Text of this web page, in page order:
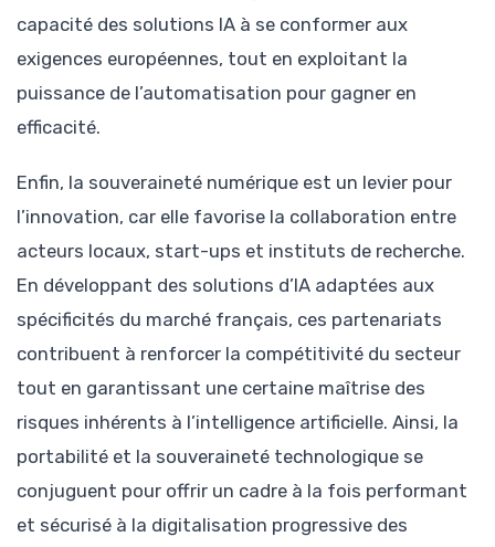
capacité des solutions IA à se conformer aux
exigences européennes, tout en exploitant la
puissance de l’automatisation pour gagner en
efficacité.
Enfin, la souveraineté numérique est un levier pour
l’innovation, car elle favorise la collaboration entre
acteurs locaux, start-ups et instituts de recherche.
En développant des solutions d’IA adaptées aux
spécificités du marché français, ces partenariats
contribuent à renforcer la compétitivité du secteur
tout en garantissant une certaine maîtrise des
risques inhérents à l’intelligence artificielle. Ainsi, la
portabilité et la souveraineté technologique se
conjuguent pour offrir un cadre à la fois performant
et sécurisé à la digitalisation progressive des